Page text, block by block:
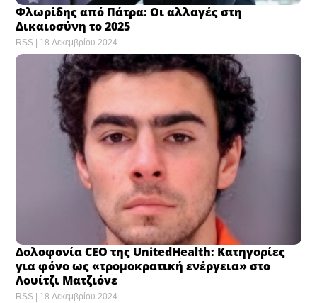
Φλωρίδης από Πάτρα: Οι αλλαγές στη
Δικαιοσύνη το 2025
RSS 18 Δεκεμβρίου 2024
Δολοφονία CEO της UnitedHealth: Κατηγορίες
για φόνο ως «τρομοκρατική ενέργεια» στο
Λουίτζι Ματζιόνε
RSS 18 Δεκεμβρίου 2024